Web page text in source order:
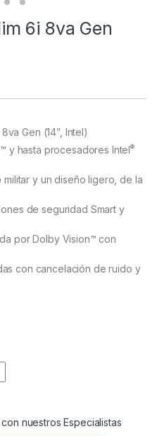
6i 8va Gen
Gen (14”, Intel)
y hasta procesadores Intel®
y un diseño ligero, de la
de seguridad Smart y
por Dolby Vision™ con
con cancelación de ruido y
nuestros Especialistas